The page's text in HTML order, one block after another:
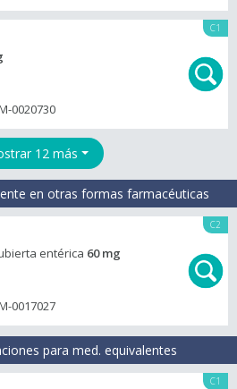
C1
0020730
12 más
en otras formas farmacéuticas
C2
entérica 60 mg
0017027
para med. equivalentes
C1